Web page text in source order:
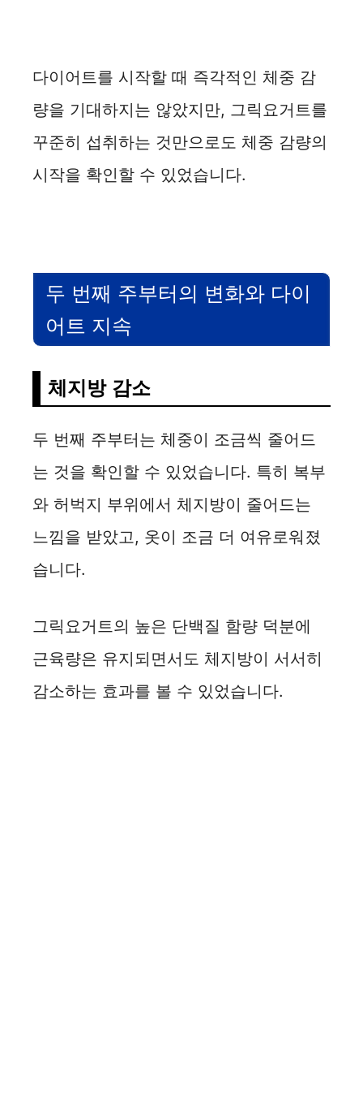
다이어트를 시작할 때 즉각적인 체중 감
량을 기대하지는 않았지만, 그릭요거트를
꾸준히 섭취하는 것만으로도 체중 감량의
시작을 확인할 수 있었습니다.
두 번째 주부터의 변화와 다이
어트 지속
체지방 감소
두 번째 주부터는 체중이 조금씩 줄어드
는 것을 확인할 수 있었습니다. 특히 복부
와 허벅지 부위에서 체지방이 줄어드는
느낌을 받았고, 옷이 조금 더 여유로워졌
습니다.
그릭요거트의 높은 단백질 함량 덕분에
근육량은 유지되면서도 체지방이 서서히
감소하는 효과를 볼 수 있었습니다.